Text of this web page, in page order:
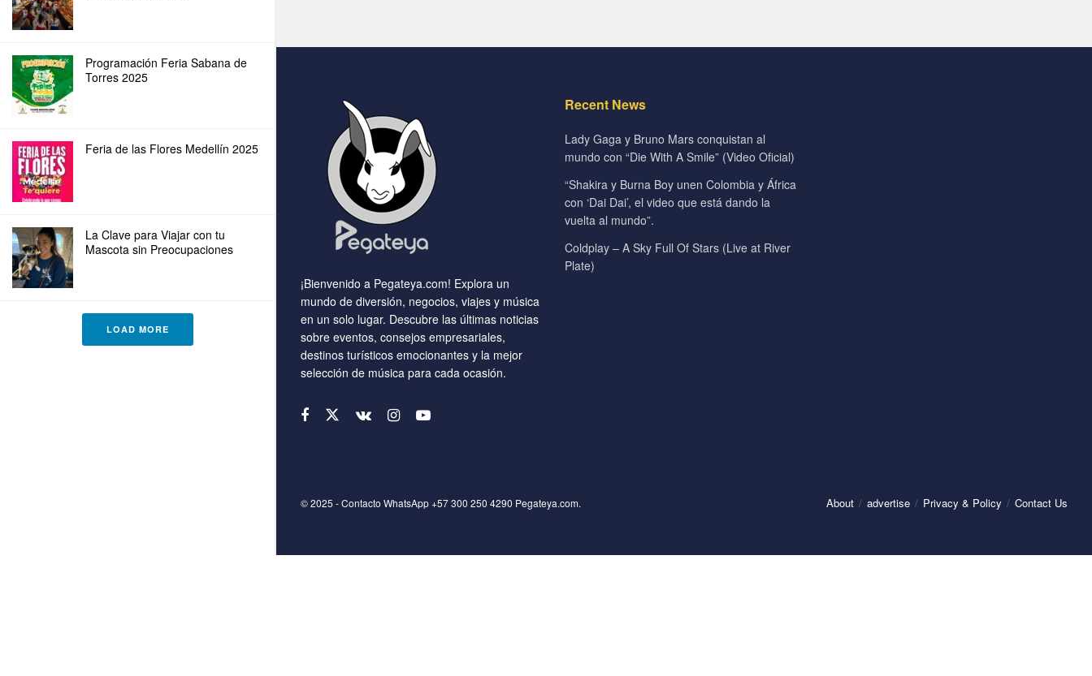
Programación Feria Sabana de
Torres 2025
Feria de las Flores Medellín 2025
La Clave para Viajar con tu
Mascota sin Preocupaciones
LOAD MORE
¡Bienvenido a Pegateya.com! Explora un
mundo de diversión, negocios, viajes y música
en un solo lugar. Descubre las últimas noticias
sobre eventos, consejos empresariales,
destinos turísticos emocionantes y la mejor
selección de música para cada ocasión.
Recent News
Lady Gaga y Bruno Mars conquistan al
mundo con “Die With A Smile” (Video Oficial)
“Shakira y Burna Boy unen Colombia y África
con ‘Dai Dai’, el video que está dando la
vuelta al mundo”.
Coldplay – A Sky Full Of Stars (Live at River
Plate)
About advertise Privacy & Policy Contact Us
© 2025 - Contacto WhatsApp +57 300 250 4290 Pegateya.com.